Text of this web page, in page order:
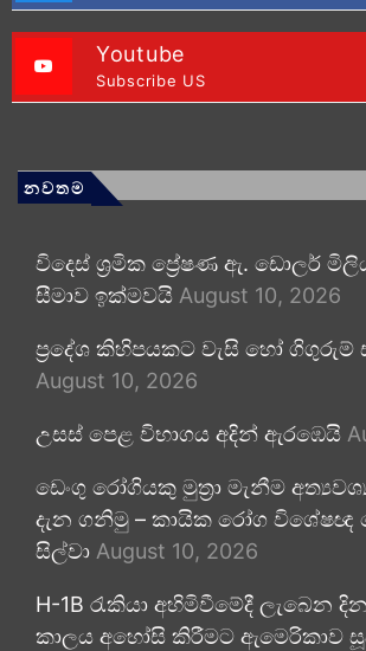
Youtube
Subscribe US
නවතම
විදෙස් ශ්‍රමික ප්‍රේෂණ ඇ. ඩොලර්
සීමාව ඉක්මවයි August 10, 2026
ප්‍රදේශ කිහිපයකට වැසි හෝ ගිගුරුම්
August 10, 2026
උසස් පෙළ විභාගය අදින් ඇරඹෙයි
ඩෙංගු රෝගියකු ⁣මුත්‍රා මැනීම
දැන ගනිමු – කායික රෝග විශේෂඥ
සිල්වා August 10, 2026
H-1B රැකියා අහිමිවීමේදී ලැබෙන
කාලය අහෝසි කිරීමට ඇමෙරිකාව